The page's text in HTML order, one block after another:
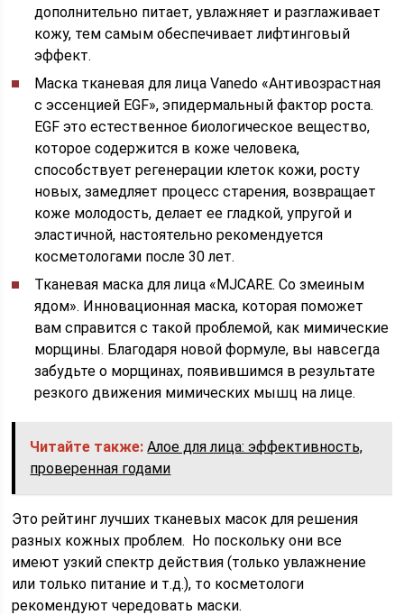
дополнительно питает, увлажняет и разглаживает
кожу, тем самым обеспечивает лифтинговый
эффект.
Маска тканевая для лица Vanedo «Антивозрастная
с эссенцией EGF», эпидермальный фактор роста.
EGF это естественное биологическое вещество,
которое содержится в коже человека,
способствует регенерации клеток кожи, росту
новых, замедляет процесс старения, возвращает
коже молодость, делает ее гладкой, упругой и
эластичной, настоятельно рекомендуется
косметологами после 30 лет.
Тканевая маска для лица «MJCARE. Со змеиным
ядом». Инновационная маска, которая поможет
вам справится с такой проблемой, как мимические
морщины. Благодаря новой формуле, вы навсегда
забудьте о морщинах, появившимся в результате
резкого движения мимических мышц на лице.
Читайте также: Алое для лица: эффективность,
проверенная годами
Это рейтинг лучших тканевых масок для решения
разных кожных проблем. Но поскольку они все
имеют узкий спектр действия (только увлажнение
или только питание и т.д.), то косметологи
рекомендуют чередовать маски.